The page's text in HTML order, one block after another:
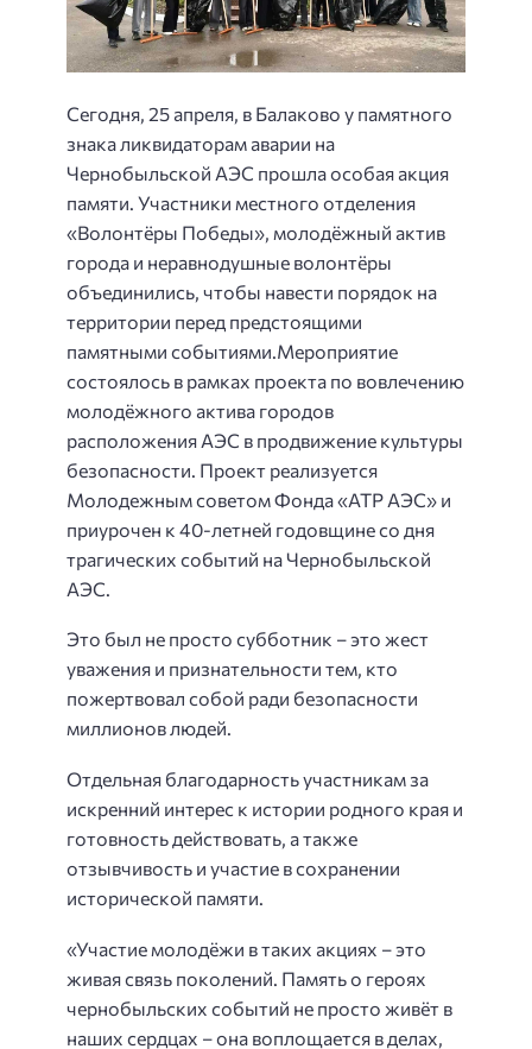
Сегодня, 25 апреля, в Балаково у памятного
знака ликвидаторам аварии на
Чернобыльской АЭС прошла особая акция
памяти. Участники местного отделения
«Волонтёры Победы», молодёжный актив
города и неравнодушные волонтёры
объединились, чтобы навести порядок на
территории перед предстоящими
памятными событиями.Мероприятие
состоялось в рамках проекта по вовлечению
молодёжного актива городов
расположения АЭС в продвижение культуры
безопасности. Проект реализуется
Молодежным советом Фонда «АТР АЭС» и
приурочен к 40-летней годовщине со дня
трагических событий на Чернобыльской
АЭС.
Это был не просто субботник – это жест
уважения и признательности тем, кто
пожертвовал собой ради безопасности
миллионов людей.
Отдельная благодарность участникам за
искренний интерес к истории родного края и
готовность действовать, а также
отзывчивость и участие в сохранении
исторической памяти.
«Участие молодёжи в таких акциях – это
живая связь поколений. Память о героях
чернобыльских событий не просто живёт в
наших сердцах – она воплощается в делах,